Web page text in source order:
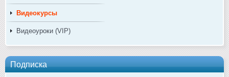
Видеокурсы
Видеоуроки (VIP)
Подписка